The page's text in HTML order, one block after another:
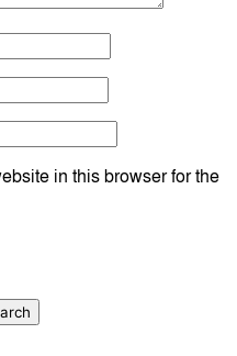
in this browser for the